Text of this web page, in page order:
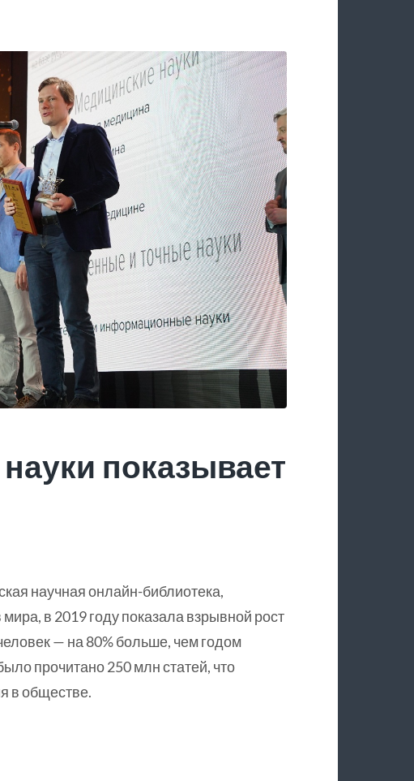
показывает
научная онлайн-библиотека,
в 2019 году показала взрывной рост
— на 80% больше, чем годом
прочитано 250 млн статей, что
в обществе.